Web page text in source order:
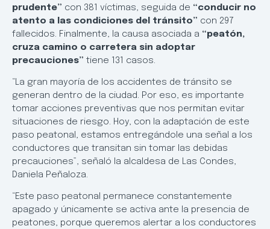
prudente” con 381 víctimas, seguida de “conducir no
atento a las condiciones del tránsito” con 297
fallecidos. Finalmente, la causa asociada a “peatón,
cruza camino o carretera sin adoptar
precauciones” tiene 131 casos.
“La gran mayoría de los accidentes de tránsito se
generan dentro de la ciudad. Por eso, es importante
tomar acciones preventivas que nos permitan evitar
situaciones de riesgo. Hoy, con la adaptación de este
paso peatonal, estamos entregándole una señal a los
conductores que transitan sin tomar las debidas
precauciones”, señaló la alcaldesa de Las Condes,
Daniela Peñaloza.
“Este paso peatonal permanece constantemente
apagado y únicamente se activa ante la presencia de
peatones, porque queremos alertar a los conductores